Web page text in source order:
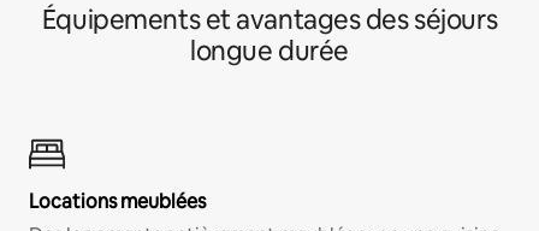
Équipements et avantages des séjours
longue durée
Locations meublées